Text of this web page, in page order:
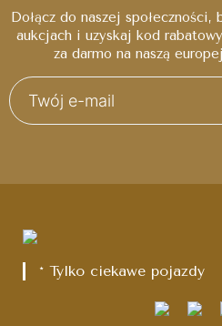
Dołącz do naszej
aukcjach i uzyskaj kod
za darmo na naszą
* Tylko ciekawe pojazdy